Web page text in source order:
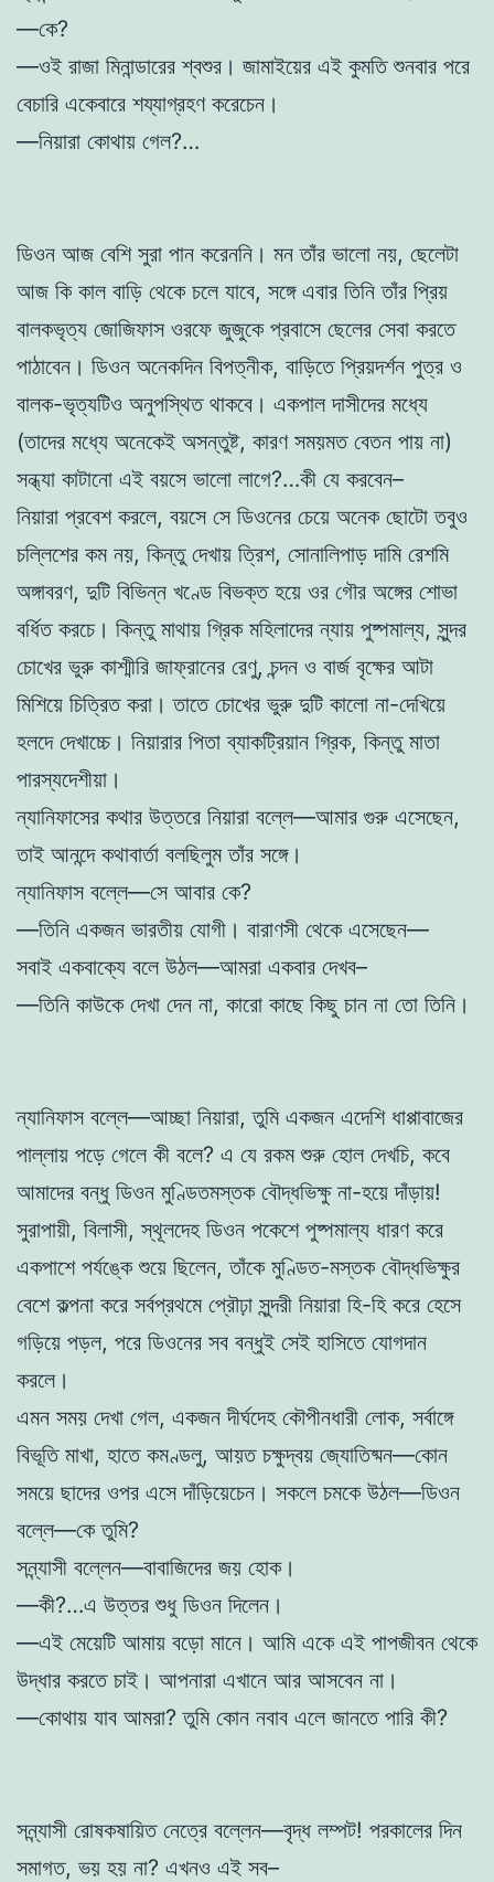
—কে?
—ওই রাজা মিনান্ডারের শ্বশুর। জামাইয়ের এই কুমতি শুনবার পরে
বেচারি একেবারে শয্যাগ্রহণ করেচেন।
—নিয়ারা কোথায় গেল?…
ডিওন আজ বেশি সুরা পান করেননি। মন তাঁর ভালো নয়, ছেলেটা
আজ কি কাল বাড়ি থেকে চলে যাবে, সঙ্গে এবার তিনি তাঁর প্রিয়
বালকভৃত্য জোজিফাস ওরফে জুজুকে প্রবাসে ছেলের সেবা করতে
পাঠাবেন। ডিওন অনেকদিন বিপত্নীক, বাড়িতে প্রিয়দর্শন পুত্র ও
বালক-ভৃত্যটিও অনুপস্থিত থাকবে। একপাল দাসীদের মধ্যে
(তাদের মধ্যে অনেকেই অসন্তুষ্ট, কারণ সময়মত বেতন পায় না)
সন্ধ্যা কাটানো এই বয়সে ভালো লাগে?…কী যে করবেন–
নিয়ারা প্রবেশ করলে, বয়সে সে ডিওনের চেয়ে অনেক ছোটো তবুও
চল্লিশের কম নয়, কিন্তু দেখায় ত্রিশ, সোনালিপাড় দামি রেশমি
অঙ্গাবরণ, দুটি বিভিন্ন খণ্ডে বিভক্ত হয়ে ওর গৌর অঙ্গের শোভা
বর্ধিত করচে। কিন্তু মাথায় গ্রিক মহিলাদের ন্যায় পুষ্পমাল্য, সুন্দর
চোখের ভুরু কাশ্মীরি জাফ্রানের রেণু, চন্দন ও বার্জ বৃক্ষের আটা
মিশিয়ে চিত্রিত করা। তাতে চোখের ভুরু দুটি কালো না-দেখিয়ে
হলদে দেখাচ্চে। নিয়ারার পিতা ব্যাকট্রিয়ান গ্রিক, কিন্তু মাতা
পারস্যদেশীয়া।
ন্যানিফাসের কথার উত্তরে নিয়ারা বল্লে—আমার গুরু এসেছেন,
তাই আনন্দে কথাবার্তা বলছিলুম তাঁর সঙ্গে।
ন্যানিফাস বল্লে—সে আবার কে?
—তিনি একজন ভারতীয় যোগী। বারাণসী থেকে এসেছেন—
সবাই একবাক্যে বলে উঠল—আমরা একবার দেখব–
—তিনি কাউকে দেখা দেন না, কারো কাছে কিছু চান না তো তিনি।
ন্যানিফাস বল্লে—আচ্ছা নিয়ারা, তুমি একজন এদেশি ধাপ্পাবাজের
পাল্লায় পড়ে গেলে কী বলে? এ যে রকম শুরু হোল দেখচি, কবে
আমাদের বন্ধু ডিওন মুণ্ডিতমস্তক বৌদ্ধভিক্ষু না-হয়ে দাঁড়ায়!
সুরাপায়ী, বিলাসী, স্থূলদেহ ডিওন পকেশে পুষ্পমাল্য ধারণ করে
একপাশে পর্যঙ্কে শুয়ে ছিলেন, তাঁকে মুণ্ডিত-মস্তক বৌদ্ধভিক্ষুর
বেশে কল্পনা করে সর্বপ্রথমে প্রৌঢ়া সুন্দরী নিয়ারা হি-হি করে হেসে
গড়িয়ে পড়ল, পরে ডিওনের সব বন্ধুই সেই হাসিতে যোগদান
করলে।
এমন সময় দেখা গেল, একজন দীর্ঘদেহ কৌপীনধারী লোক, সর্বাঙ্গে
বিভূতি মাখা, হাতে কমণ্ডলু, আয়ত চক্ষুদ্বয় জ্যোতিষ্মন—কোন
সময়ে ছাদের ওপর এসে দাঁড়িয়েচেন। সকলে চমকে উঠল—ডিওন
বল্লে—কে তুমি?
সন্ন্যাসী বল্লেন—বাবাজিদের জয় হোক।
—কী?…এ উত্তর শুধু ডিওন দিলেন।
—এই মেয়েটি আমায় বড়ো মানে। আমি একে এই পাপজীবন থেকে
উদ্ধার করতে চাই। আপনারা এখানে আর আসবেন না।
—কোথায় যাব আমরা? তুমি কোন নবাব এলে জানতে পারি কী?
সন্ন্যাসী রোষকষায়িত নেত্রে বল্লেন—বৃদ্ধ লম্পট! পরকালের দিন
সমাগত, ভয় হয় না? এখনও এই সব–